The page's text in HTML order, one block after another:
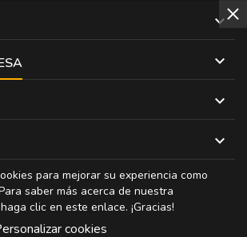




para mejorar su experiencia como
saber más acerca de nuestra
clic en este enlace. ¡Gracias!
cookies